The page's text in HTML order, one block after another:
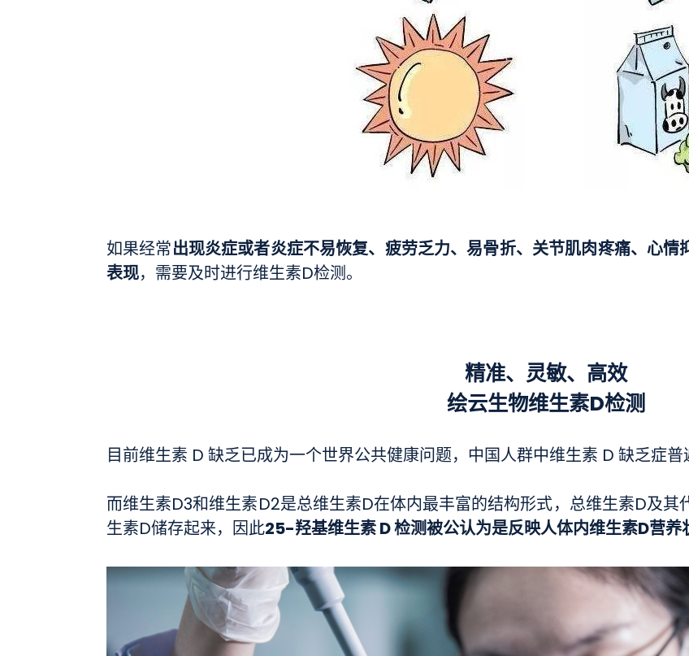
如果经常出现炎症或者炎症不易恢复、疲劳乏力、易骨折、关节肌肉疼痛、心
表现，需要及时进行维生素D检测。
精准、灵敏、高效
绘云生物维生素D检测
目前维生素 D 缺乏已成为一个世界公共健康问题，中国人群中维生素 D 缺乏症普
而维生素D3和维生素D2是总维生素D在体内最丰富的结构形式，总维生素D及
生素D储存起来，因此25-羟基维生素 D 检测被公认为是反映人体内维生素D营